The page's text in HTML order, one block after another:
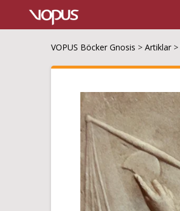
VOPUS Böcker Gnosis > Artiklar >